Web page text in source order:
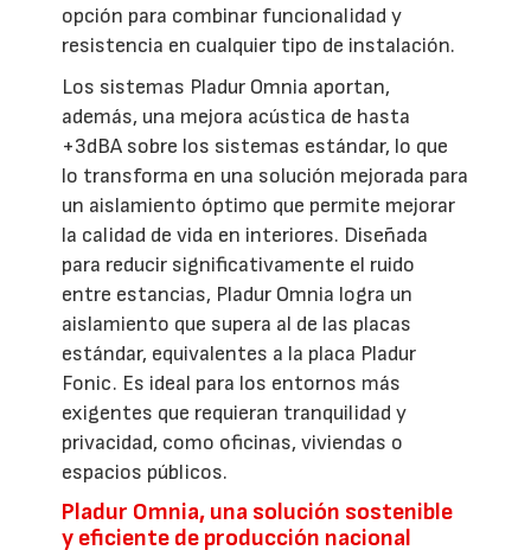
opción para combinar funcionalidad y
resistencia en cualquier tipo de instalación.
Los sistemas Pladur Omnia aportan,
además, una mejora acústica de hasta
+3dBA sobre los sistemas estándar, lo que
lo transforma en una solución mejorada para
un aislamiento óptimo que permite mejorar
la calidad de vida en interiores. Diseñada
para reducir significativamente el ruido
entre estancias, Pladur Omnia logra un
aislamiento que supera al de las placas
estándar, equivalentes a la placa Pladur
Fonic. Es ideal para los entornos más
exigentes que requieran tranquilidad y
privacidad, como oficinas, viviendas o
espacios públicos.
Pladur Omnia, una solución sostenible
y eficiente de producción nacional